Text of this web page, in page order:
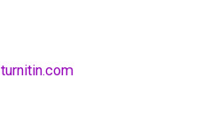
turnitin.com